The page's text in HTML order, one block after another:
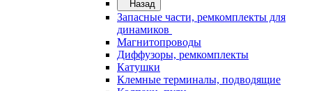
Назад
Запасные части, ремкомплекты для
динамиков
Магнитопроводы
Диффузоры, ремкомплекты
Катушки
Клемные терминалы, подводящие